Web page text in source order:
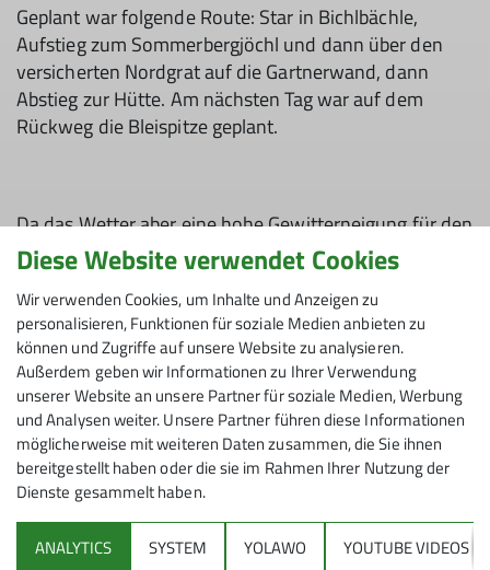
Geplant war folgende Route: Star in Bichlbächle,
Aufstieg zum Sommerbergjöchl und dann über den
versicherten Nordgrat auf die Gartnerwand, dann
Abstieg zur Hütte. Am nächsten Tag war auf dem
Rückweg die Bleispitze geplant.
Da das Wetter aber eine hohe Gewitterneigung für den
Nachmittag versprach, haben wir – 8 Bergsteiger der
Sektion mit dem Wanderleiter Gerhard – mithilfe der
Grubigbahn die Tour umgekehrt: vormittags von der
Bergstation über den Grubugstein zur Gartnerwand,
Abstieg über den nicht ganz leichten, aber gut
versicherten Nordgrat zum Sommerbergjöchl. Da das
Wetter zumindest bei uns noch nicht auf Schauer oder
Gewitter hindeutete, sind wir gleich noch auf die
Bleispitze gestiegen.
Auf allen Bergen hatten wir eine grandiose
Rundumsicht, außer uns waren nur wenige
Diese Website verwendet Cookies
Wir verwenden Cookies, um Inhalte und Anzeigen zu
personalisieren, Funktionen für soziale Medien anbieten zu
können und Zugriffe auf unsere Website zu analysieren.
Außerdem geben wir Informationen zu Ihrer Verwendung
unserer Website an unsere Partner für soziale Medien, Werbung
und Analysen weiter. Unsere Partner führen diese Informationen
möglicherweise mit weiteren Daten zusammen, die Sie ihnen
bereitgestellt haben oder die sie im Rahmen Ihrer Nutzung der
Dienste gesammelt haben.
ANALYTICS SYSTEM YOLAWO YOUTUBE VIDEOS